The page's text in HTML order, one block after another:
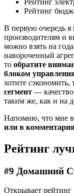
Рейтинг
В первую очередь я
производителям и
можно взять на
навороченный
то обратите
блоком
хотите сэкономить,
сегмент —
таким же, как и на
Напомню, что мне
или в
Рейтинг
#9 Домашний
Открывает